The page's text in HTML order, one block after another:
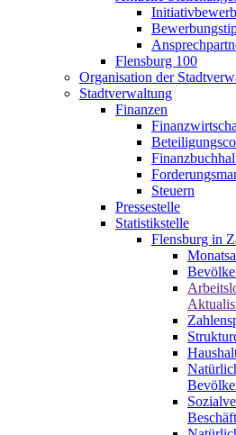
Flensburg 100
Organisation der
Stadtverwaltung
Finanzen
Steuern
Pressestelle
Statistikstelle
Flensburg in